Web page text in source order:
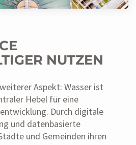
NUTZEN
Aspekt: Wasser ist
Hebel für eine
Durch digitale
und datenbasierte
und Gemeinden ihren